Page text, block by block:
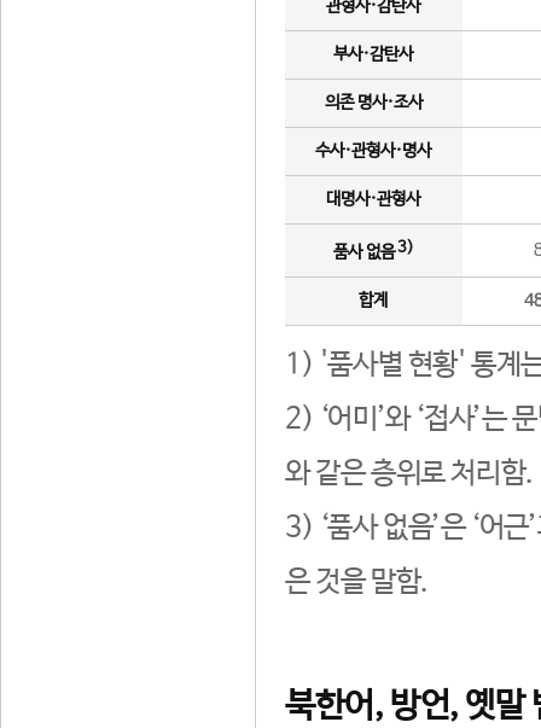
관형사·감탄사
부사·감탄사
의존 명사·조사
수사·관형사·명사
대명사·관형사
품사 없음3)
합계
1) '품사별 현황' 통계
2) ‘어미’와 ‘접사’는
와 같은 층위로 처리함.
3) ‘품사 없음’은 ‘어
은 것을 말함.
북한어, 방언, 옛말